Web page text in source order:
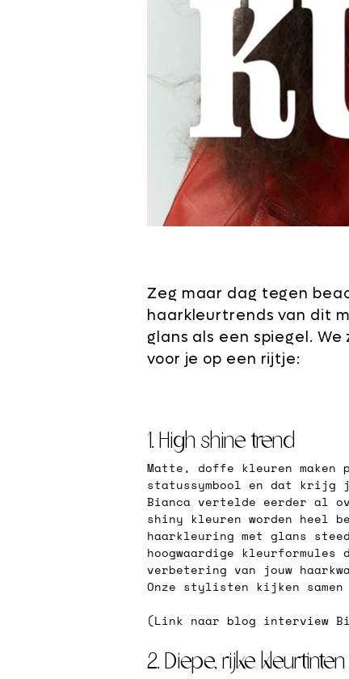
Zeg maar dag tegen
haarkleurtrends van dit
glans als een spiegel.
voor je op een rijtje:
1. High shine trend
Matte, doffe kleuren
statussymbool en dat krijg
Bianca vertelde eerder al
shiny kleuren worden heel
haarkleuring met glans
hoogwaardige
verbetering van jouw
Onze stylisten kijken samen
(Link naar blog interview
2. Diepe, rijke kleurtinten